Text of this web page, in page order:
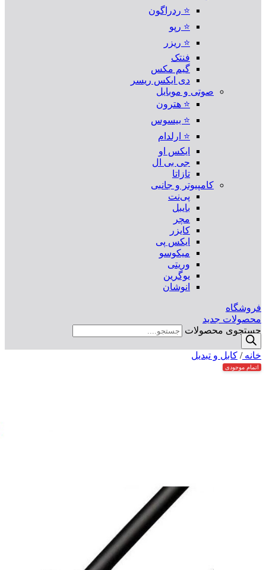
⭐ ردراگون
⭐ رپو
⭐ ریزر
فنتک
گیم مکس
دی ایکس ریسر
صوتی و موبایل
⭐ هترون
⭐ بیسوس
⭐ ارلدام
ایکس او
جی بی ال
تازاتا
کامپیوتر و جانبی
پی‌نت
بایبل
مچر
کایزر
ایکس پی
میکوسو
وریتی
یوگرین
انوشان
فروشگاه
محصولات جدید
جستجوی محصولات
خانه/ کابل و تبدیل
اتمام موجودی